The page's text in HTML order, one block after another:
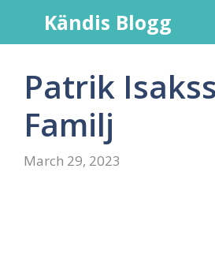
content
Kändis Blogg
Patrik
Familj
March 29, 2023